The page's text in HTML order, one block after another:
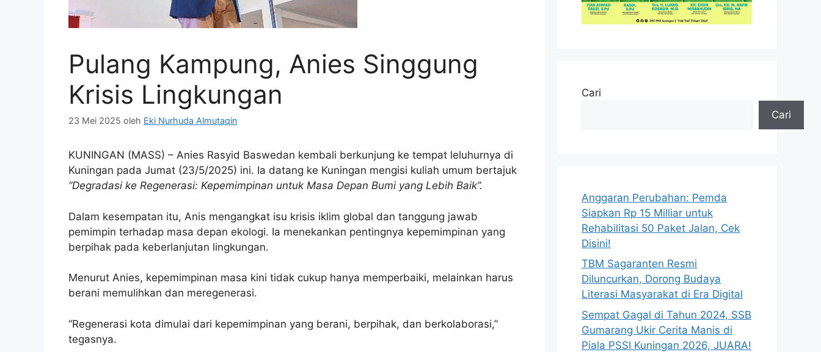
Pulang Kampung, Anies Singgung
Krisis Lingkungan
23 Mei 2025 oleh Eki Nurhuda Almutaqin
KUNINGAN (MASS) – Anies Rasyid Baswedan kembali berkunjung ke tempat leluhurnya di
Kuningan pada Jumat (23/5/2025) ini. Ia datang ke Kuningan mengisi kuliah umum bertajuk
“Degradasi ke Regenerasi: Kepemimpinan untuk Masa Depan Bumi yang Lebih Baik”.
Dalam kesempatan itu, Anis mengangkat isu krisis iklim global dan tanggung jawab
pemimpin terhadap masa depan ekologi. Ia menekankan pentingnya kepemimpinan yang
berpihak pada keberlanjutan lingkungan.
Menurut Anies, kepemimpinan masa kini tidak cukup hanya memperbaiki, melainkan harus
berani memulihkan dan meregenerasi.
“Regenerasi kota dimulai dari kepemimpinan yang berani, berpihak, dan berkolaborasi,”
tegasnya.
Cari
Cari
Anggaran Perubahan: Pemda
Siapkan Rp 15 Milliar untuk
Rehabilitasi 50 Paket Jalan, Cek
Disini!
TBM Sagaranten Resmi
Diluncurkan, Dorong Budaya
Literasi Masyarakat di Era Digital
Sempat Gagal di Tahun 2024, SSB
Gumarang Ukir Cerita Manis di
Piala PSSI Kuningan 2026, JUARA!